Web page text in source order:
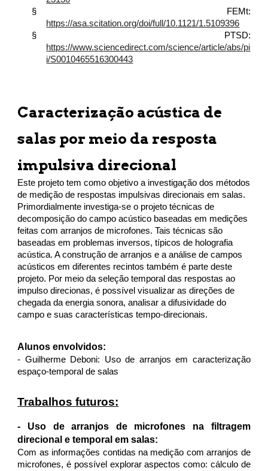
§
FEMt:
https://asa.scitation.org/doi/full/10.1121/1.5109396
§
PTSD:
https://www.sciencedirect.com/science/article/abs/pi
i/S0010465516300443
Caracterização acústica de
salas por meio da resposta
impulsiva direcional
Este projeto tem como objetivo a investigação dos métodos
de medição de respostas impulsivas direcionais em salas.
Primordialmente investiga-se o projeto técnicas de
decomposição do campo acústico baseadas em medições
feitas com arranjos de microfones. Tais técnicas são
baseadas em problemas inversos, típicos de holografia
acústica. A construção de arranjos e a análise de campos
acústicos em diferentes recintos também é parte deste
projeto. Por meio da seleção temporal das respostas ao
impulso direcionas, é possível visualizar as direções de
chegada da energia sonora, analisar a difusividade do
campo e suas características tempo-direcionais.
Alunos envolvidos:
- Guilherme Deboni: Uso de arranjos em caracterização
espaço-temporal de salas
Trabalhos futuros:
- Uso de arranjos de microfones na filtragem
direcional e temporal em salas:
Com as informações contidas na medição com arranjos de
microfones, é possível explorar aspectos como: cálculo de